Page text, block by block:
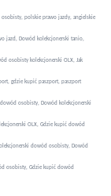
polskie prawo jazdy, angielskie
jazd, Dowód kolekcjonerski tanio,
osobisty kolekcjonerski OLX, Jak
gdzie kupić paszport, paszport
osobisty, Dowód kolekcjonerski
OLX, Gdzie kupić dowód
dowód osobisty, Dowód
osobisty, Gdzie kupić dowód